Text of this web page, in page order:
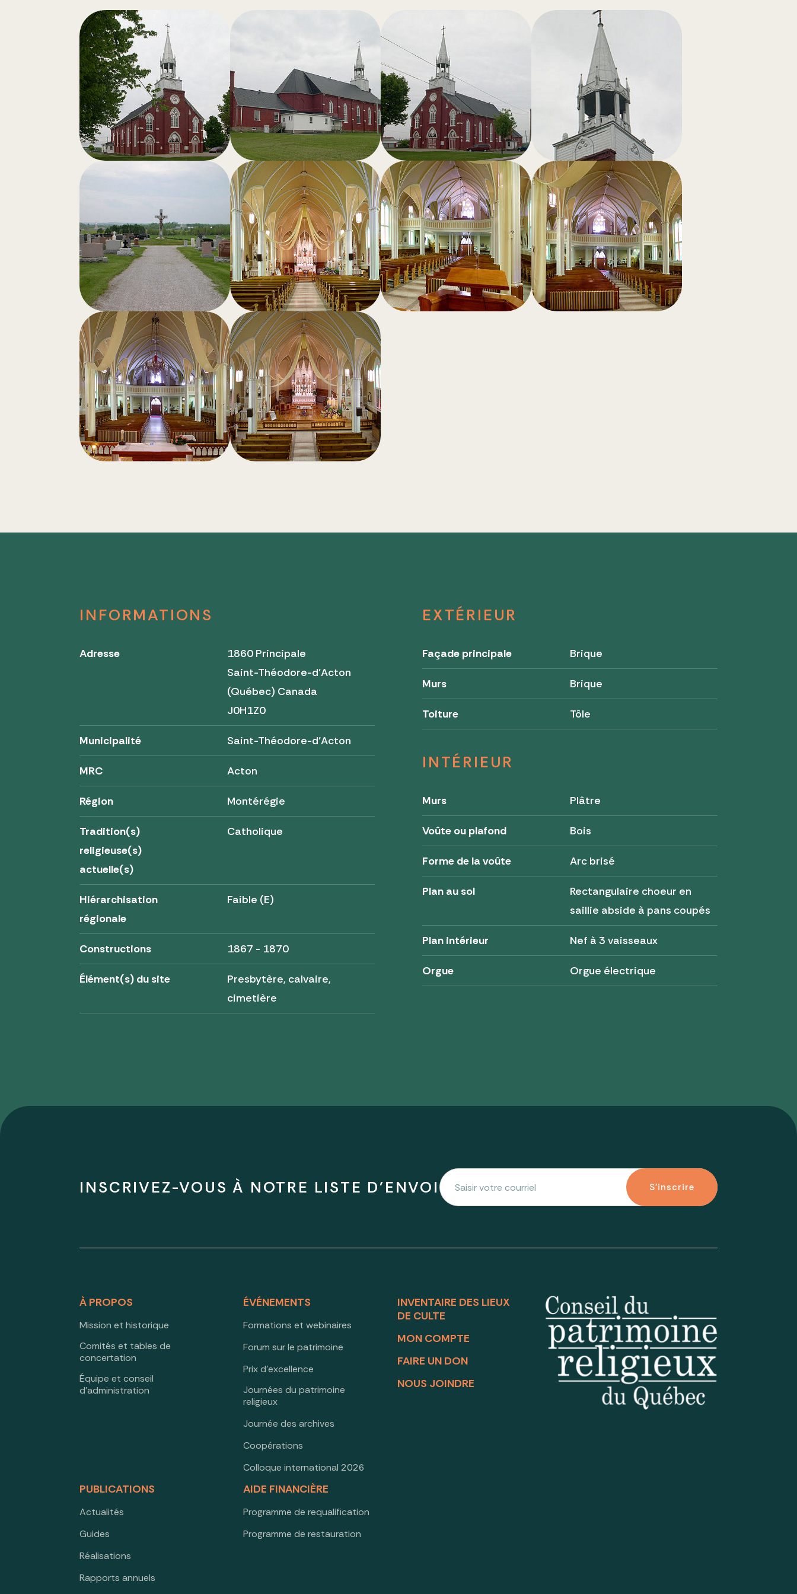
INFORMATIONS
Adresse
1860 Principale
Saint-Théodore-d'Acton
(Québec) Canada
J0H1Z0
Municipalité Saint-Théodore-d'Acton
MRC Acton
Région Montérégie
Tradition(s)
religieuse(s)
actuelle(s)
Catholique
Hiérarchisation
régionale
Faible (E)
Constructions 1867 - 1870
Élément(s) du site
Presbytère, calvaire,
cimetière
EXTÉRIEUR
Façade principale Brique
Murs Brique
Toiture Tôle
INTÉRIEUR
Murs Plâtre
Voûte ou plafond Bois
Forme de la voûte Arc brisé
Plan au sol
Rectangulaire choeur en
saillie abside à pans coupés
Plan intérieur Nef à 3 vaisseaux
Orgue Orgue électrique
INSCRIVEZ-VOUS À NOTRE LISTE D'ENVOI S'inscrire
À PROPOS
Mission et historique
Comités et tables de
concertation
Équipe et conseil
d’administration
ÉVÉNEMENTS
Formations et webinaires
Forum sur le patrimoine
Prix d’excellence
Journées du patrimoine
religieux
Journée des archives
Coopérations
Colloque international 2026
PUBLICATIONS
Actualités
Guides
Réalisations
Rapports annuels
AIDE FINANCIÈRE
Programme de requalification
Programme de restauration
INVENTAIRE DES LIEUX
DE CULTE
MON COMPTE
FAIRE UN DON
NOUS JOINDRE